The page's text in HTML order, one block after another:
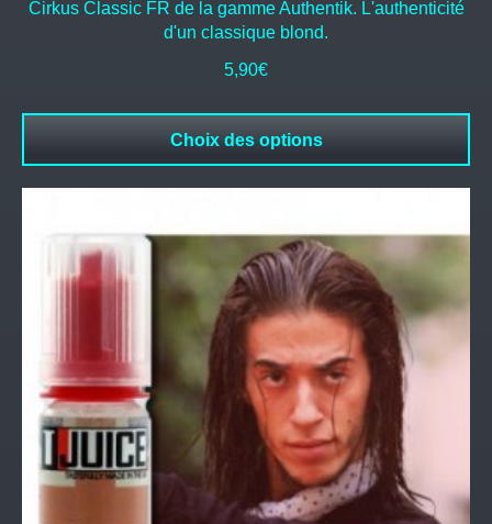
Cirkus Classic FR de la gamme Authentik. L'authenticité
d'un classique blond.
5,90€
Choix des options
plusieurs
peuvent
être
choisies
sur
page